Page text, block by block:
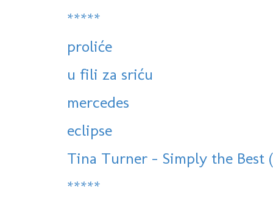
*****
proliće
u fili za sriću
mercedes
eclipse
Tina Turner - Simply the Best
*****